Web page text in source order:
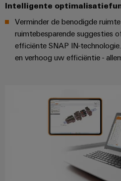
Intelligente
Verminder de benodigde
ruimtebesparende suggesties
efficiënte SNAP IN-
en verhoog uw efficiëntie -